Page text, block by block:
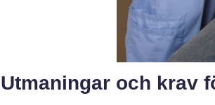
Utmaningar och krav